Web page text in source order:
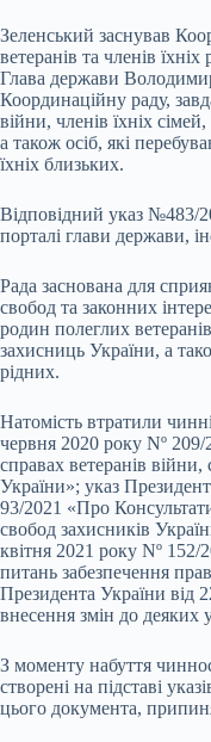
Зеленський заснував
ветеранів та членів
Глава держави
Координаційну раду,
війни, членів їхніх
а також осіб, які
їхніх близьких.
Відповідний указ №483/
порталі глави держави,
Рада заснована для
свобод та законних
родин полеглих
захисниць України, а
рідних.
Натомість втратили
червня 2020 року Nº
справах ветеранів
України»; указ
93/2021 «Про
свобод захисників
квітня 2021 року Nº 152/
питань забезпечення
Президента України від
внесення змін до деяких
З моменту набуття
створені на підставі
цього документа,